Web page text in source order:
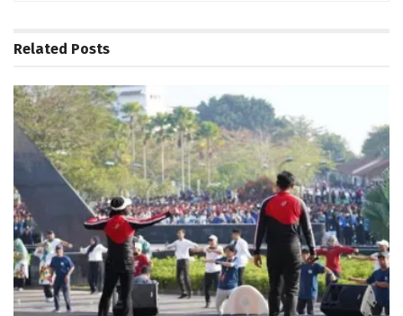
Related Posts